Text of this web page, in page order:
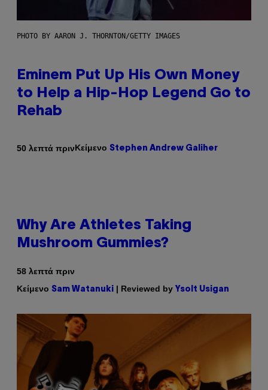
PHOTO BY AARON J. THORNTON/GETTY IMAGES
Eminem Put Up His Own Money
to Help a Hip-Hop Legend Go to
Rehab
50 λεπτά πρινΚείμενο Stephen Andrew Galiher
Why Are Athletes Taking
Mushroom Gummies?
58 λεπτά πριν
Κείμενο Sam Watanuki | Reviewed by Ysolt Usigan